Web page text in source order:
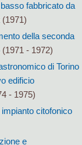
fabbricato da
(1971)
della seconda
(1971 - 1972)
di Torino
edificio
- 1975)
citofonico
e